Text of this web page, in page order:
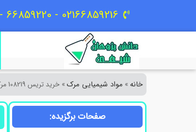
02166859216 - 66859220 - 09129618292
خانه » مواد شیمیایی مرک» خرید تریس 108219 مرک آلمان
صفحات برگزیده: